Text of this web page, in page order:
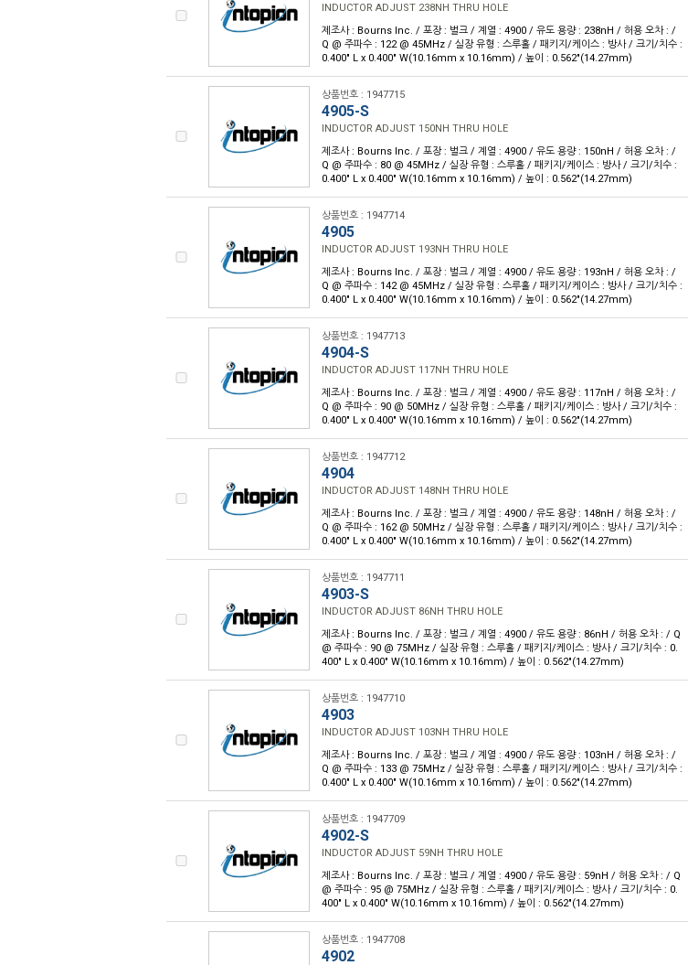
INDUCTOR ADJUST 238NH THRU HOLE
제조사 : Bourns Inc. / 포장 : 벌크 / 계열 : 4900 / 유도 용량 : 238nH / 허용 오차 : /
Q @ 주파수 : 122 @ 45MHz / 실장 유형 : 스루홀 / 패키지/케이스 : 방사 / 크기/치수 :
0.400" L x 0.400" W(10.16mm x 10.16mm) / 높이 : 0.562"(14.27mm)
상품번호 : 1947715
4905-S
INDUCTOR ADJUST 150NH THRU HOLE
제조사 : Bourns Inc. / 포장 : 벌크 / 계열 : 4900 / 유도 용량 : 150nH / 허용 오차 : /
Q @ 주파수 : 80 @ 45MHz / 실장 유형 : 스루홀 / 패키지/케이스 : 방사 / 크기/치수 :
0.400" L x 0.400" W(10.16mm x 10.16mm) / 높이 : 0.562"(14.27mm)
상품번호 : 1947714
4905
INDUCTOR ADJUST 193NH THRU HOLE
제조사 : Bourns Inc. / 포장 : 벌크 / 계열 : 4900 / 유도 용량 : 193nH / 허용 오차 : /
Q @ 주파수 : 142 @ 45MHz / 실장 유형 : 스루홀 / 패키지/케이스 : 방사 / 크기/치수 :
0.400" L x 0.400" W(10.16mm x 10.16mm) / 높이 : 0.562"(14.27mm)
상품번호 : 1947713
4904-S
INDUCTOR ADJUST 117NH THRU HOLE
제조사 : Bourns Inc. / 포장 : 벌크 / 계열 : 4900 / 유도 용량 : 117nH / 허용 오차 : /
Q @ 주파수 : 90 @ 50MHz / 실장 유형 : 스루홀 / 패키지/케이스 : 방사 / 크기/치수 :
0.400" L x 0.400" W(10.16mm x 10.16mm) / 높이 : 0.562"(14.27mm)
상품번호 : 1947712
4904
INDUCTOR ADJUST 148NH THRU HOLE
제조사 : Bourns Inc. / 포장 : 벌크 / 계열 : 4900 / 유도 용량 : 148nH / 허용 오차 : /
Q @ 주파수 : 162 @ 50MHz / 실장 유형 : 스루홀 / 패키지/케이스 : 방사 / 크기/치수 :
0.400" L x 0.400" W(10.16mm x 10.16mm) / 높이 : 0.562"(14.27mm)
상품번호 : 1947711
4903-S
INDUCTOR ADJUST 86NH THRU HOLE
제조사 : Bourns Inc. / 포장 : 벌크 / 계열 : 4900 / 유도 용량 : 86nH / 허용 오차 : / Q
@ 주파수 : 90 @ 75MHz / 실장 유형 : 스루홀 / 패키지/케이스 : 방사 / 크기/치수 : 0.
400" L x 0.400" W(10.16mm x 10.16mm) / 높이 : 0.562"(14.27mm)
상품번호 : 1947710
4903
INDUCTOR ADJUST 103NH THRU HOLE
제조사 : Bourns Inc. / 포장 : 벌크 / 계열 : 4900 / 유도 용량 : 103nH / 허용 오차 : /
Q @ 주파수 : 133 @ 75MHz / 실장 유형 : 스루홀 / 패키지/케이스 : 방사 / 크기/치수 :
0.400" L x 0.400" W(10.16mm x 10.16mm) / 높이 : 0.562"(14.27mm)
상품번호 : 1947709
4902-S
INDUCTOR ADJUST 59NH THRU HOLE
제조사 : Bourns Inc. / 포장 : 벌크 / 계열 : 4900 / 유도 용량 : 59nH / 허용 오차 : / Q
@ 주파수 : 95 @ 75MHz / 실장 유형 : 스루홀 / 패키지/케이스 : 방사 / 크기/치수 : 0.
400" L x 0.400" W(10.16mm x 10.16mm) / 높이 : 0.562"(14.27mm)
상품번호 : 1947708
4902